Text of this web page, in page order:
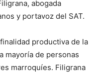
abogada
y portavoz del SAT.
productiva de la
mayoría de personas
marroquíes. Filigrana